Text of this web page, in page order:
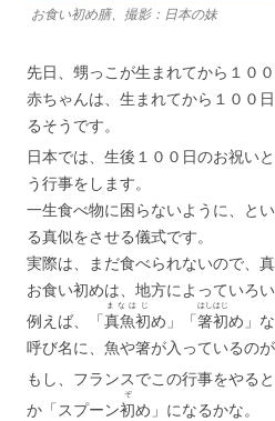
お食い初め膳、撮影：日本の妹
先日、甥っこが生まれてから１００
赤ちゃんは、生まれてから１００
るそうです。
日本では、生後１００日のお祝い
う行事をします。
一生食べ物に困らないように、と
る真似をさせる儀式です。
実際は、まだ食べられないので、真
お食い初めは、地方によっていろ
例えば、「真魚初
まなはじ
め」「箸初
はしはじ
め」な
呼び名に、魚や箸が入っているのが
もし、フランスでこの行事をやる
か「スプーン初
ぞ
め」になるかな。